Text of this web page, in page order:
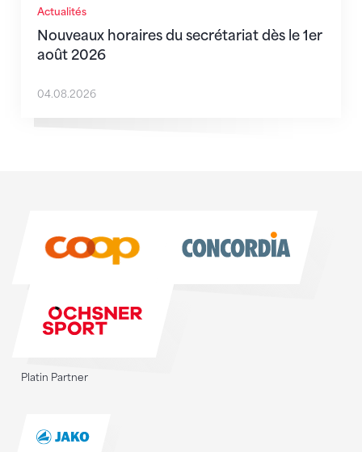
Actualités
Nouveaux horaires du secrétariat dès le 1er
août 2026
04.08.2026
Platin Partner